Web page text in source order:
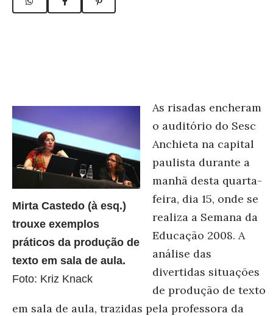
Mirta Castedo (à esq.)
trouxe exemplos
práticos da produção de
texto em sala de aula.
Foto: Kriz Knack
As risadas encheram
o auditório do Sesc
Anchieta na capital
paulista durante a
manhã desta quarta-
feira, dia 15, onde se
realiza a Semana da
Educação 2008. A
análise das
divertidas situações
de produção de texto
em sala de aula, trazidas pela professora da